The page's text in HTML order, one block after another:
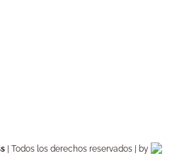
| Todos los derechos reservados | by